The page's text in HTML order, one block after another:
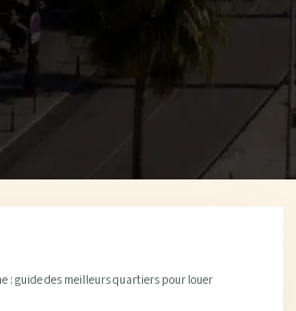
: guide des meilleurs quartiers pour louer